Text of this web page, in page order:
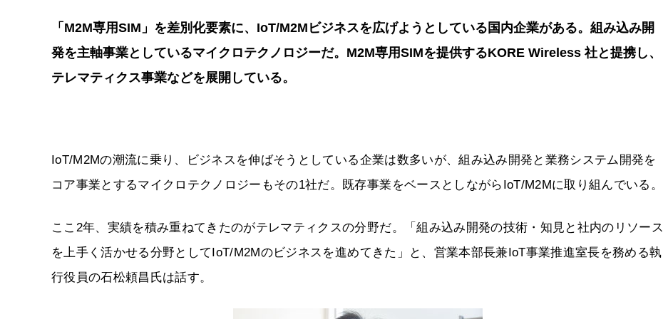
「M2M専用SIM」を差別化要素に、IoT/M2Mビジネスを広げようとしている国内企業がある。組み込み開
発を主軸事業としているマイクロテクノロジーだ。M2M専用SIMを提供するKORE Wireless 社と提携し、
テレマティクス事業などを展開している。
IoT/M2Mの潮流に乗り、ビジネスを伸ばそうとしている企業は数多いが、組み込み開発と業務システム開発を
コア事業とするマイクロテクノロジーもその1社だ。既存事業をベースとしながらIoT/M2Mに取り組んでいる。
ここ2年、実績を積み重ねてきたのがテレマティクスの分野だ。「組み込み開発の技術・知見と社内のリソース
を上手く活かせる分野としてIoT/M2Mのビジネスを進めてきた」と、営業本部長兼IoT事業推進室長を務める執
行役員の石松頼昌氏は話す。